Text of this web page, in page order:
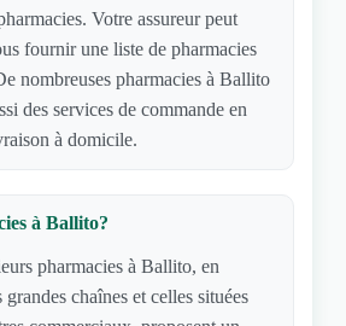
Votre assureur peut
fournir une liste de pharmacies
nombreuses pharmacies à Ballito
des services de commande en
à domicile.
à Ballito?
pharmacies à Ballito, en
chaînes et celles situées